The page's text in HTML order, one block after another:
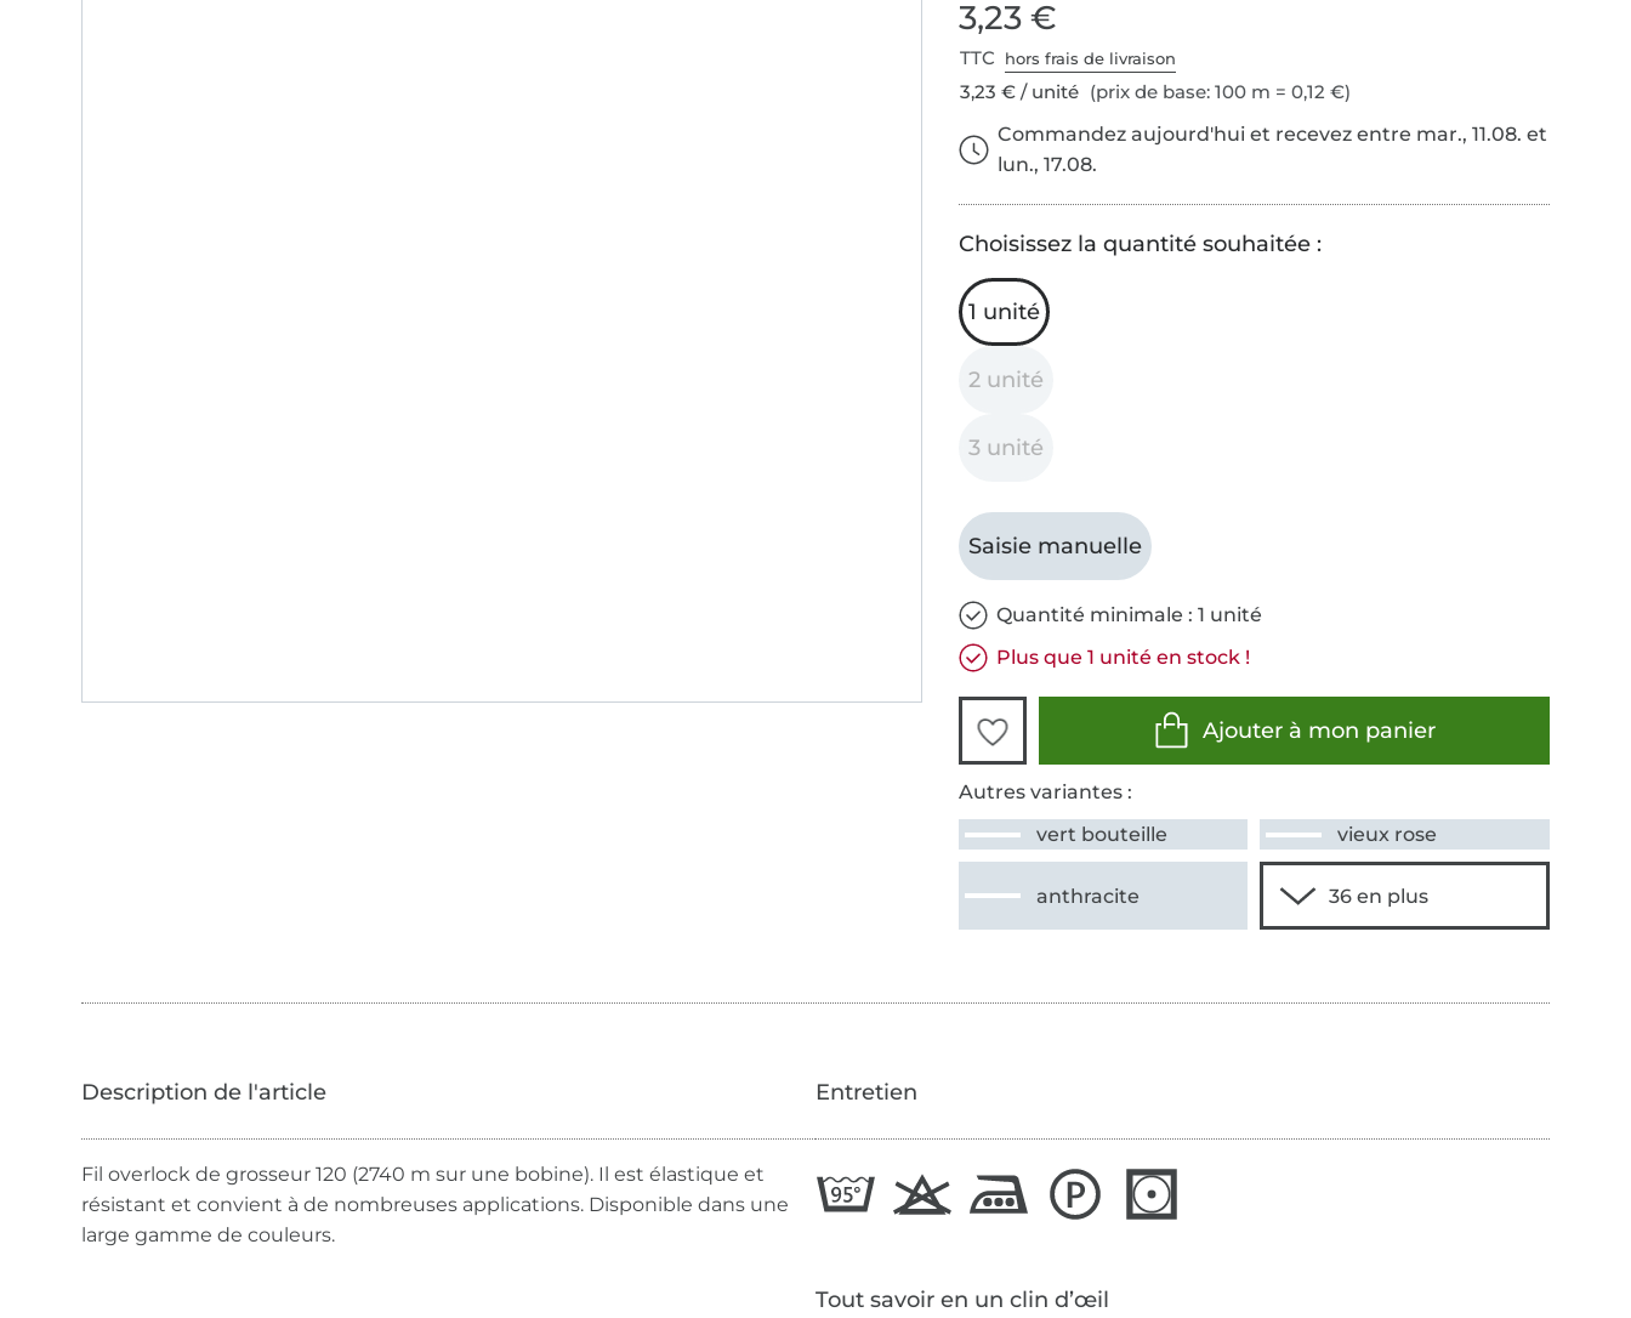
3,23 €
TTC hors frais de livraison
3,23 € / unité (prix de base: 100 m = 0,12 €)
Commandez aujourd'hui et recevez entre mar., 11.08. et
lun., 17.08.
Choisissez la quantité souhaitée :
1 unité
2 unité
3 unité
Saisie manuelle
Quantité minimale : 1 unité
Plus que 1 unité en stock !
Ajouter à mon panier
Autres variantes :
vert bouteille
vieux rose
anthracite
Fil overlock de grosseur 120 (2740 m sur une bobine). Il est élastique et
résistant et convient à de nombreuses applications. Disponible dans une
large gamme de couleurs.
Entretien
Tout savoir en un clin d’œil